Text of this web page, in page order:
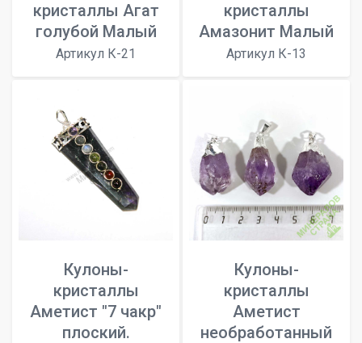
кристаллы Агат
голубой Малый
Артикул К-21
кристаллы
Амазонит Малый
Артикул К-13
Кулоны-
кристаллы
Аметист "7 чакр"
плоский.
Кулоны-
кристаллы
Аметист
необработанный